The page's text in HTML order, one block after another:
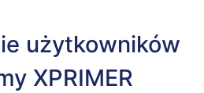
użytkowników
XPRIMER